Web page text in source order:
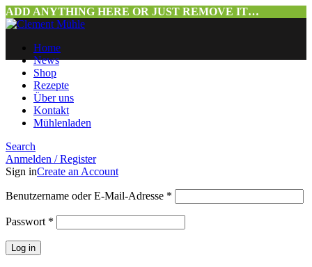
ADD ANYTHING HERE OR JUST REMOVE IT…
Home
News
Shop
Rezepte
Über uns
Kontakt
Mühlenladen
Search
Anmelden / Register
Sign inCreate an Account
Benutzername oder E-Mail-Adresse *
Passwort *
Log in